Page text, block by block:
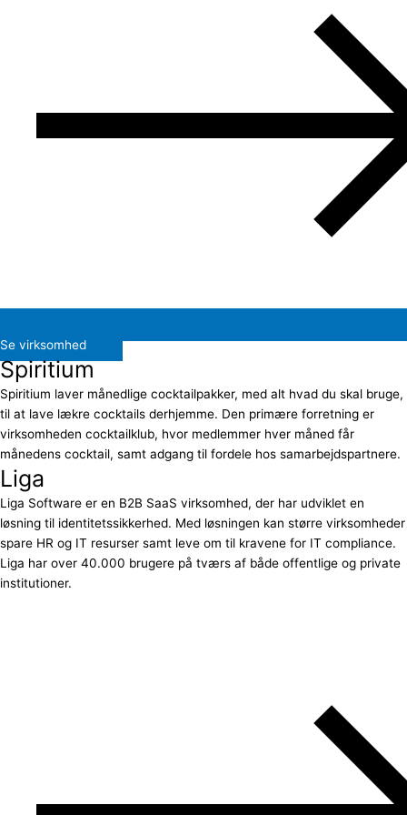
Se virksomhed
Spiritium
Spiritium laver månedlige cocktailpakker, med alt hvad du skal bruge,
til at lave lækre cocktails derhjemme. Den primære forretning er
virksomheden cocktailklub, hvor medlemmer hver måned får
månedens cocktail, samt adgang til fordele hos samarbejdspartnere.
Liga
Liga Software er en B2B SaaS virksomhed, der har udviklet en
løsning til identitetssikkerhed. Med løsningen kan større virksomheder
spare HR og IT resurser samt leve om til kravene for IT compliance.
Liga har over 40.000 brugere på tværs af både offentlige og private
institutioner.